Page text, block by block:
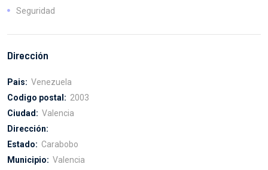
Seguridad
Dirección
Pais: Venezuela
Codigo postal: 2003
Ciudad: Valencia
Dirección:
Estado: Carabobo
Municipio: Valencia